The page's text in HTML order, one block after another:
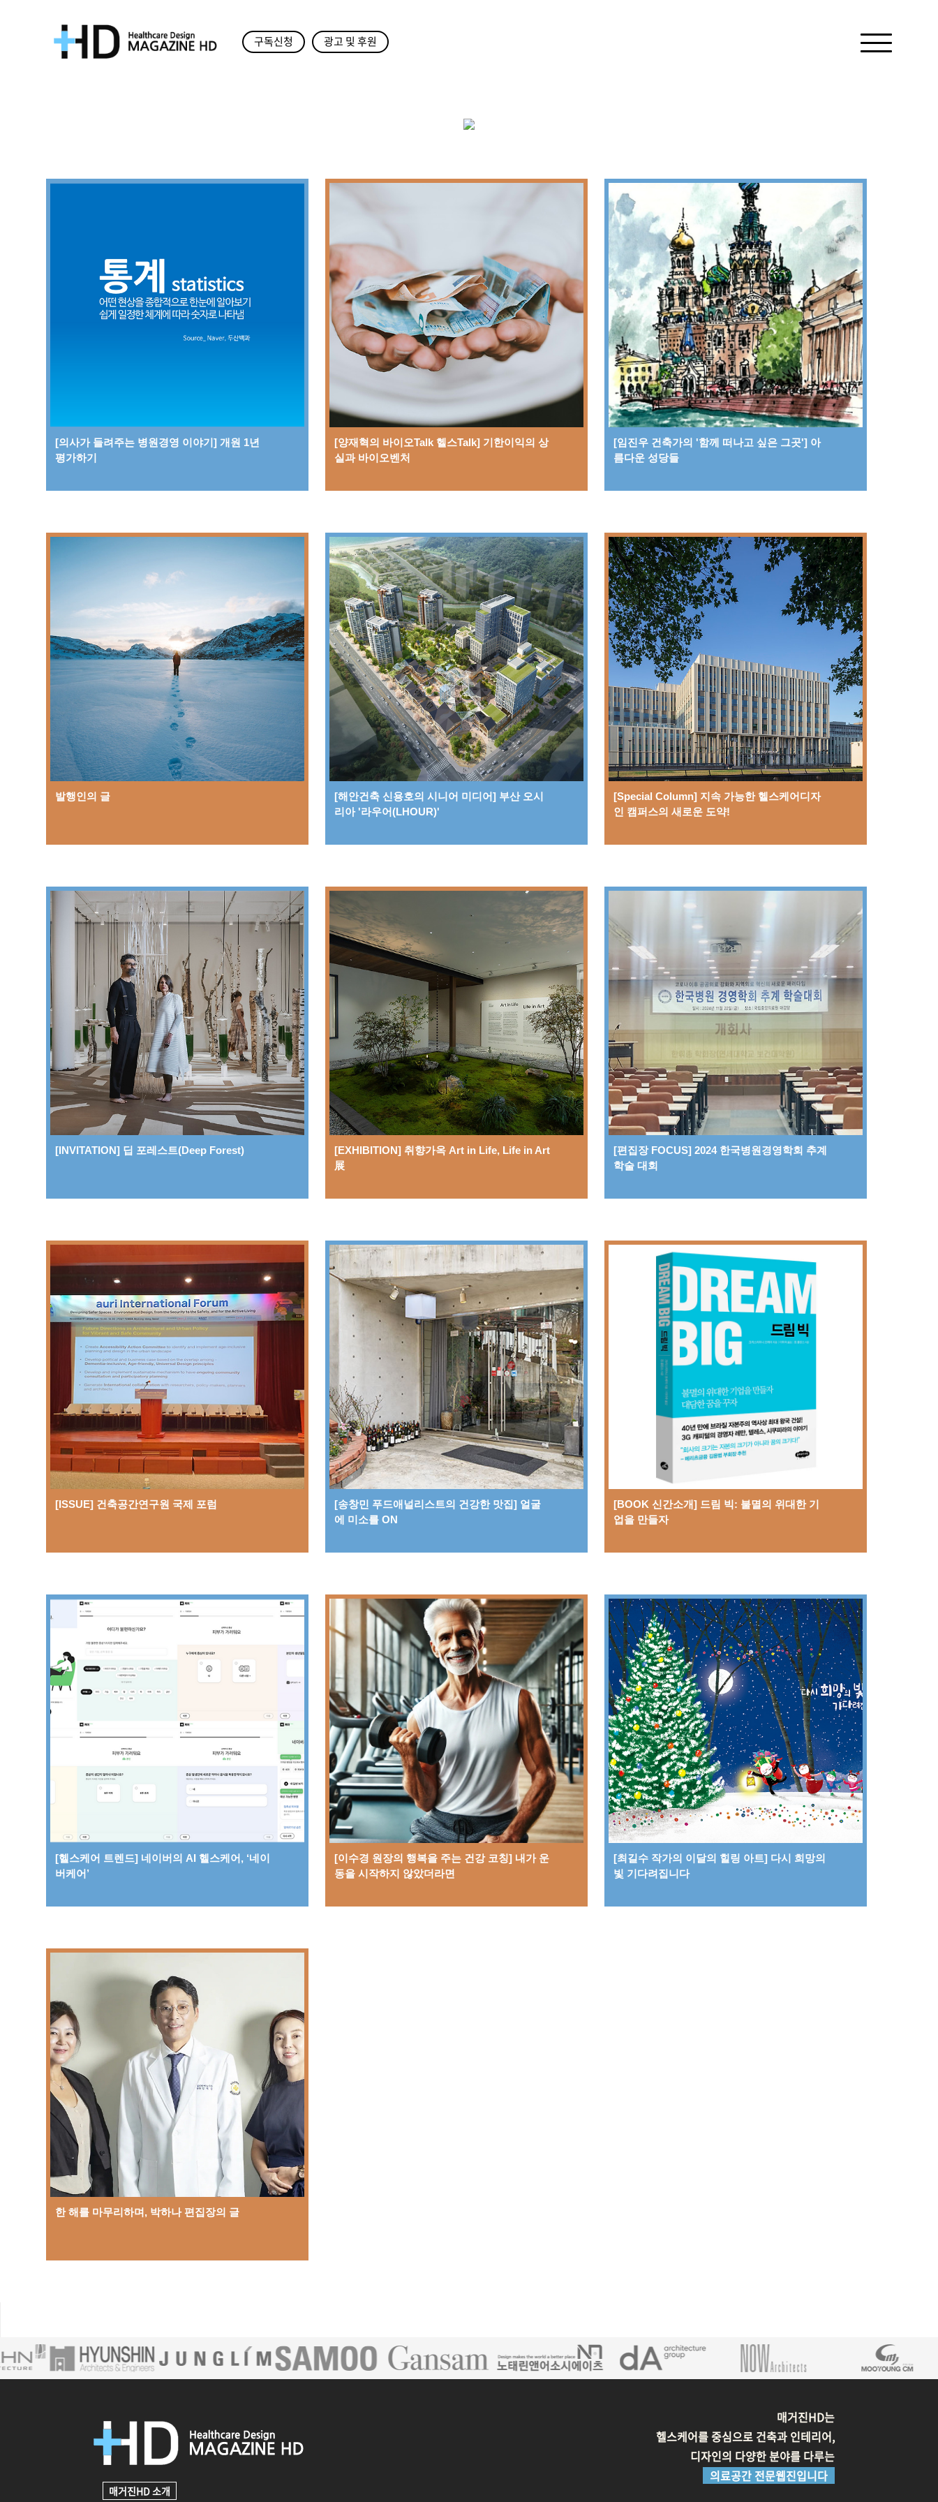
구독신청 광고 및 후원
[의사가 들려주는 병원경영 이야기] 개원 1년
평가하기
[양재혁의 바이오Talk 헬스Talk] 기한이익의 상
실과 바이오벤처
[임진우 건축가의 '함께 떠나고 싶은 그곳'] 아
름다운 성당들
발행인의 글
[해안건축 신용호의 시니어 미디어] 부산 오시
리아 '라우어(LHOUR)'
[Special Column] 지속 가능한 헬스케어디자
인 캠퍼스의 새로운 도약!
[INVITATION] 딥 포레스트(Deep Forest)
[EXHIBITION] 취향가옥 Art in Life, Life in Art
展
[편집장 FOCUS] 2024 한국병원경영학회 추계
학술 대회
[ISSUE] 건축공간연구원 국제 포럼
[송창민 푸드애널리스트의 건강한 맛집] 얼굴
에 미소를 ON
[BOOK 신간소개] 드림 빅: 불멸의 위대한 기
업을 만들자
[헬스케어 트렌드] 네이버의 AI 헬스케어, ‘네이
버케어’
[이수경 원장의 행복을 주는 건강 코칭] 내가 운
동을 시작하지 않았더라면
[최길수 작가의 이달의 힐링 아트] 다시 희망의
빛 기다려집니다
한 해를 마무리하며, 박하나 편집장의 글
매거진HD 소개
매거진HD는
헬스케어를 중심으로 건축과 인테리어,
디자인의 다양한 분야를 다루는
의료공간 전문웹진입니다